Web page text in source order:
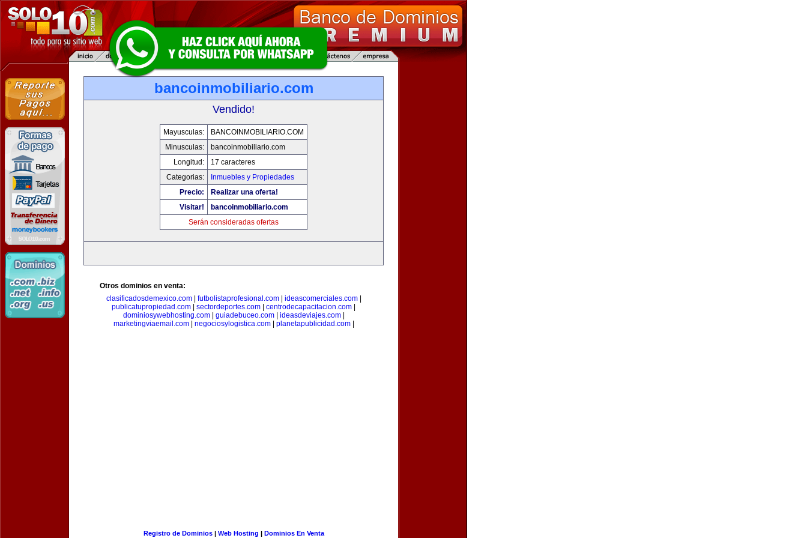
bancoinmobiliario.com
Vendido!
Mayusculas:
BANCOINMOBILIARIO.COM
Minusculas:
bancoinmobiliario.com
Longitud:
17 caracteres
Categorias:
Inmuebles y Propiedades
Precio:
Realizar una oferta!
Visitar!
bancoinmobiliario.com
Serán consideradas ofertas
Otros dominios en venta:
clasificadosdemexico.com| futbolistaprofesional.com| ideascomerciales.com|
publicatupropiedad.com
sectordeportes.com centrodecapacitacion.com
dominiosywebhosting.com| guiadebuceo.com| ideasdeviajes.com|
marketingviaemail.com| negociosylogistica.com| planetapublicidad.com|
Registro de Dominios| Web Hosting | Dominios En Venta